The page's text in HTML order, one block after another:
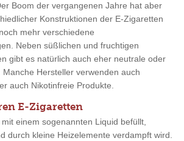
Boom der vergangenen Jahre hat aber
Konstruktionen der E-Zigaretten
mehr verschiedene
Neben süßlichen und fruchtigen
gibt es natürlich auch eher neutrale oder
Manche Hersteller verwenden auch
auch Nikotinfreie Produkte.
E-Zigaretten
einem sogenannten Liquid befüllt,
durch kleine Heizelemente verdampft wird.